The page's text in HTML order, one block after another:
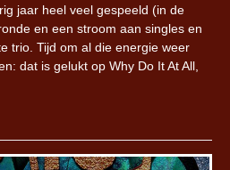
jaar heel veel gespeeld (in de
en een stroom aan singles en
trio. Tijd om al die energie weer
dat is gelukt op Why Do It At All,